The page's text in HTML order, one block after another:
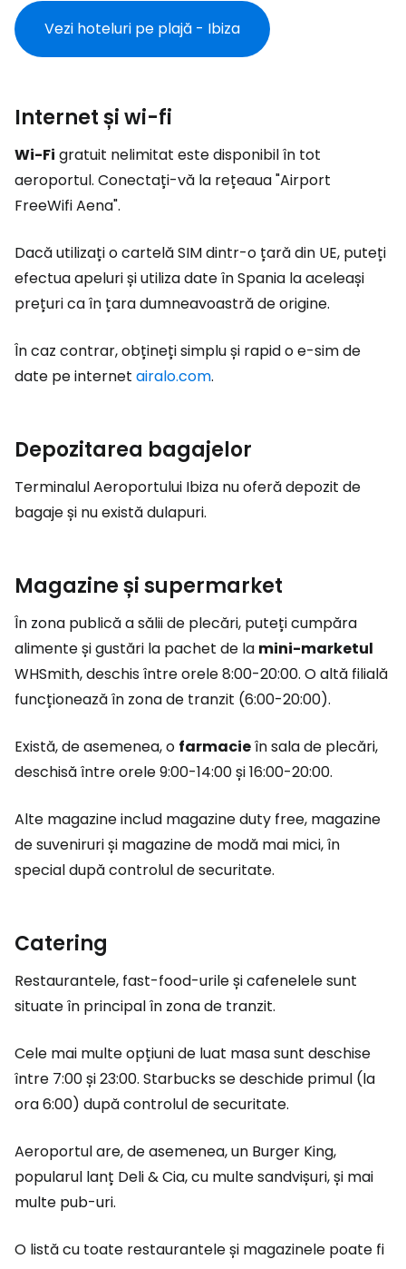
Vezi hoteluri pe plajă - Ibiza
Internet și wi-fi
Wi-Fi gratuit nelimitat este disponibil în tot
aeroportul. Conectați-vă la rețeaua "Airport
FreeWifi Aena".
Dacă utilizați o cartelă SIM dintr-o țară din UE, puteți
efectua apeluri și utiliza date în Spania la aceleași
prețuri ca în țara dumneavoastră de origine.
În caz contrar, obțineți simplu și rapid o e-sim de
date pe internet airalo.com.
Depozitarea bagajelor
Terminalul Aeroportului Ibiza nu oferă depozit de
bagaje și nu există dulapuri.
Magazine și supermarket
În zona publică a sălii de plecări, puteți cumpăra
alimente și gustări la pachet de la mini-marketul
WHSmith, deschis între orele 8:00-20:00. O altă filială
funcționează în zona de tranzit (6:00-20:00).
Există, de asemenea, o farmacieîn sala de plecări,
deschisă între orele 9:00-14:00 și 16:00-20:00.
Alte magazine includ magazine duty free, magazine
de suveniruri și magazine de modă mai mici, în
special după controlul de securitate.
Catering
Restaurantele, fast-food-urile și cafenelele sunt
situate în principal în zona de tranzit.
Cele mai multe opțiuni de luat masa sunt deschise
între 7:00 și 23:00. Starbucks se deschide primul (la
ora 6:00) după controlul de securitate.
Aeroportul are, de asemenea, un Burger King,
popularul lanț Deli & Cia, cu multe sandvișuri, și mai
multe pub-uri.
O listă cu toate restaurantele și magazinele poate fi